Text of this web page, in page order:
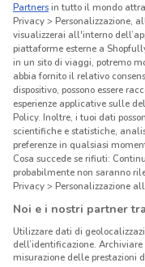
pubblicato
vicinanze
DICLOREUM
Partnersin tutto il mondo
Privacy > Personalizzazione,
visualizzerai all'interno
piattaforme esterne a
in un sito di viaggi, potremo
abbia fornito il relativo
dispositivo, possono essere
esperienze applicative sulle
Policy. Inoltre, i tuoi dati
scientifiche e statistiche,
preferenze in qualsiasi
Cosa succede se rifiuti:
probabilmente non saranno
Privacy > Personalizzazione
Noi e i nostri partner
Utilizzare dati di
dell’identificazione.
misurazione delle prestazioni